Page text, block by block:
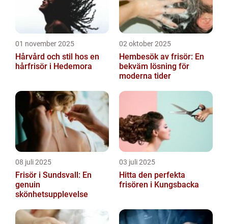
01 november 2025
Hårvård och stil hos en
hårfrisör i Hedemora
02 oktober 2025
Hembesök av frisör: En
bekväm lösning för
moderna tider
08 juli 2025
Frisör i Sundsvall: En
genuin
skönhetsupplevelse
03 juli 2025
Hitta den perfekta
frisören i Kungsbacka